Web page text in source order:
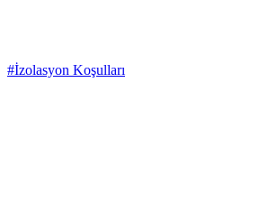
#İzolasyon Koşulları